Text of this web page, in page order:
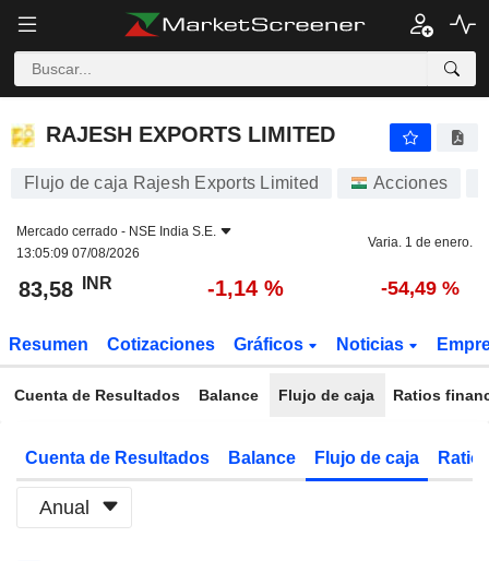
RAJESH EXPORTS LIMITED
RAJESH EXPORTS LIMITED
Flujo de caja Rajesh Exports Limited Acciones
Mercado cerrado - NSE India S.E.
13:05:09 07/08/2026
Varia. 1 de enero.
83,58 INR -1,14 % -54,49 %
Resumen Cotizaciones Gráficos Noticias
Cuenta de Resultados Balance Flujo de caja Ratios
Cuenta de Resultados Balance Flujo de caja
Anual